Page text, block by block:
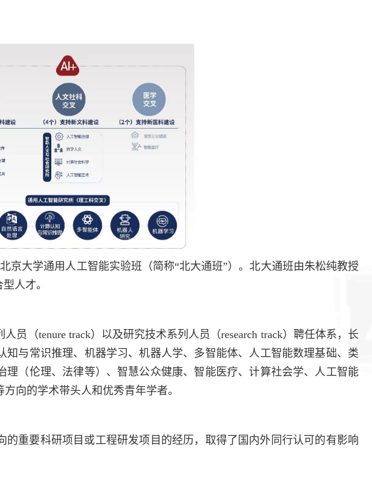
京大学通用人工智能实验班（简称“北大通班”）。北大通班由朱松纯教授
人才。
员（tenure track）以及研究技术系列人员（research track）聘任体系，长
与常识推理、机器学习、机器人学、多智能体、人工智能数理基础、类
（伦理、法律等）、智慧公众健康、智能医疗、计算社会学、人工智能
向的学术带头人和优秀青年学者。
重要科研项目或工程研发项目的经历，取得了国内外同行认可的有影响